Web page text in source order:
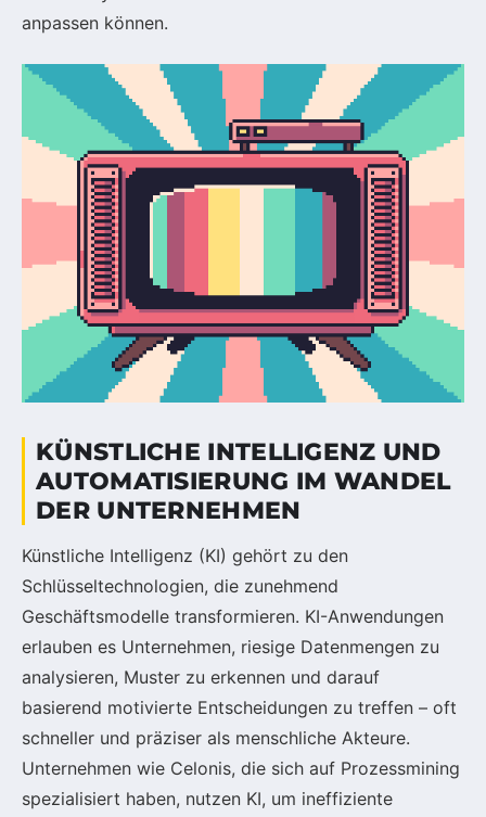
anpassen können.
KÜNSTLICHE INTELLIGENZ UND
AUTOMATISIERUNG IM WANDEL
DER UNTERNEHMEN
Künstliche Intelligenz (KI) gehört zu den
Schlüsseltechnologien, die zunehmend
Geschäftsmodelle transformieren. KI-Anwendungen
erlauben es Unternehmen, riesige Datenmengen zu
analysieren, Muster zu erkennen und darauf
basierend motivierte Entscheidungen zu treffen – oft
schneller und präziser als menschliche Akteure.
Unternehmen wie Celonis, die sich auf Prozessmining
spezialisiert haben, nutzen KI, um ineffiziente